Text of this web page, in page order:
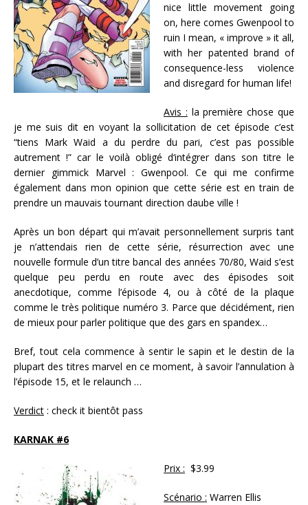
nice little movement going
on, here comes Gwenpool to
ruin I mean, « improve » it all,
with her patented brand of
consequence-less violence
and disregard for human life!
Avis : la première chose que
je me suis dit en voyant la sollicitation de cet épisode c’est
“tiens Mark Waid a du perdre du pari, c’est pas possible
autrement !” car le voilà obligé d‘intégrer dans son titre le
dernier gimmick Marvel : Gwenpool. Ce qui me confirme
également dans mon opinion que cette série est en train de
prendre un mauvais tournant direction daube ville !
Après un bon départ qui m’avait personnellement surpris tant
je n’attendais rien de cette série, résurrection avec une
nouvelle formule d’un titre bancal des années 70/80, Waid s’est
quelque peu perdu en route avec des épisodes soit
anecdotique, comme l’épisode 4, ou à côté de la plaque
comme le très politique numéro 3. Parce que décidément, rien
de mieux pour parler politique que des gars en spandex…
Bref, tout cela commence à sentir le sapin et le destin de la
plupart des titres marvel en ce moment, à savoir l’annulation à
l’épisode 15, et le relaunch …
Verdict : check it bientôt pass
KARNAK #6
Prix : $3.99
Scénario : Warren Ellis